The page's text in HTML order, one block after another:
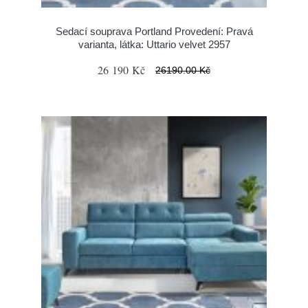
Sedací souprava Portland Provedení: Pravá
varianta, látka: Uttario velvet 2957
26 190 Kč 26190.00 Kč